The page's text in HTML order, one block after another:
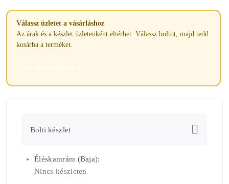
Válassz üzletet a vásárláshoz
Az árak és a készlet üzletenként eltérhet. Válassz boltot, majd tedd
kosárba a terméket.
Üzletek megnyitása
Bolti készlet
Éléskamrám (Baja):
Nincs készleten